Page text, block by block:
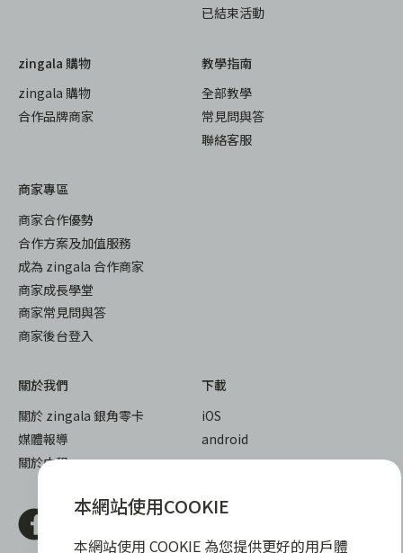
已結束活動
zingala 購物
zingala 購物
合作品牌商家
教學指南
全部教學
常見問與答
聯絡客服
商家專區
商家合作優勢
合作方案及加值服務
成為 zingala 合作商家
商家成長學堂
商家常見問與答
商家後台登入
關於我們
關於 zingala 銀角零卡
媒體報導
關於中租
下載
iOS
android
本網站使用COOKIE
本網站使用 COOKIE 為您提供更好的用戶體